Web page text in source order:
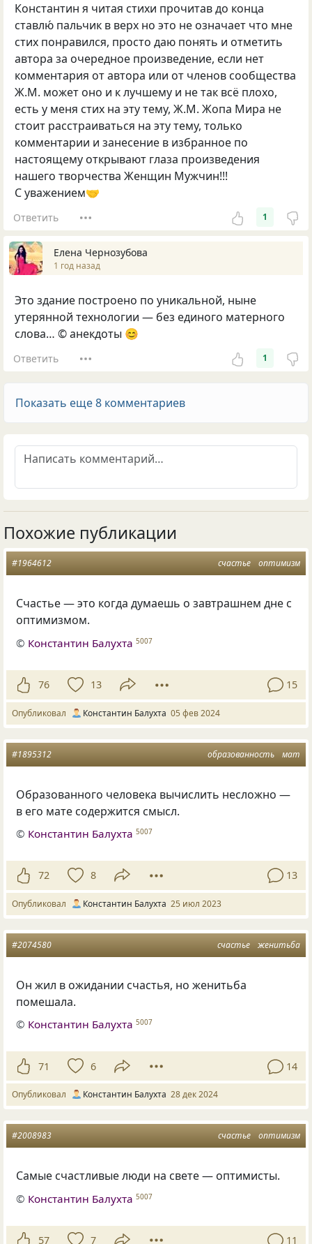
Константин я читая стихи прочитав до конца
ставлю́ пальчик в верх но это не означает что мне
стих понравился, просто даю понять и отметить
автора за очередное произведение, если нет
комментария от автора или от членов сообщества
Ж.М. может оно и к лучшему и не так всё плохо,
есть у меня стих на эту тему, Ж.М. Жопа Мира не
стоит расстраиваться на эту тему, только
комментарии и занесение в избранное по
настоящему открывают глаза произведения
нашего творчества Женщин Мужчин!!!
С уважением🤝
Ответить 1
Елена Чернозубова
1 год назад
Это здание построено по уникальной, ныне
утерянной технологии — без единого матерного
слова… © анекдоты 😊
Ответить 1
Показать еще 8 комментариев
Похожие публикации
счастье оптимизм
#1964612
Счастье — это когда думаешь о завтрашнем дне с
оптимизмом.
© Константин Балухта 5007
76 13 15
Опубликовал Константин Балухта 05 фев 2024
образованность мат
#1895312
Образованного человека вычислить несложно —
в его мате содержится смысл.
© Константин Балухта 5007
72 8 13
Опубликовал Константин Балухта 25 июл 2023
счастье женитьба
#2074580
Он жил в ожидании счастья, но женитьба
помешала.
© Константин Балухта 5007
71 6 14
Опубликовал Константин Балухта 28 дек 2024
счастье оптимизм
#2008983
Самые счастливые люди на свете — оптимисты.
© Константин Балухта 5007
57 7 11